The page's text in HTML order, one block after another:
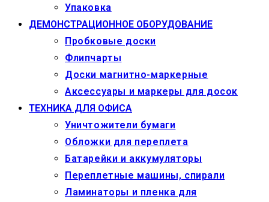
Упаковка
ДЕМОНСТРАЦИОННОЕ ОБОРУДОВАНИЕ
Пробковые доски
Флипчарты
Доски магнитно-маркерные
Аксессуары и маркеры для досок
ТЕХНИКА ДЛЯ ОФИСА
Уничтожители бумаги
Обложки для переплета
Батарейки и аккумуляторы
Переплетные машины, спирали
Ламинаторы и пленка для